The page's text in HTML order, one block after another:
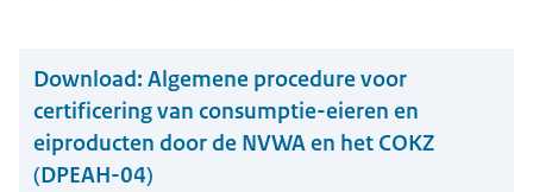
Download: Algemene procedure voor
certificering van consumptie-eieren en
eiproducten door de NVWA en het COKZ
(DPEAH-04)